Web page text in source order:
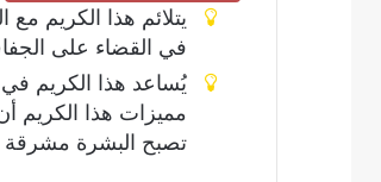
يتلائم هذا الكريم
في القضاء على
يُساعد هذا الكريم في
مميزات هذا الكريم
تصبح البشرة مشرقة